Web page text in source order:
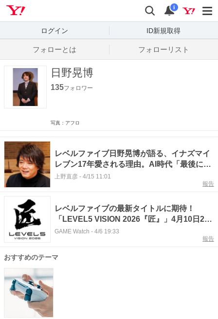
検索
通知
i
ログイン ID新規取得
フォローとは フォローリスト
日野晃博
135フォロワー
写真：アフロ
レベルファイブ日野晃博が語る、イナズマイ
レブン17年愛される理由。AI時代「最後に残
るもの」とは！？
上野直彦 - 4/15 11:01
報告
レベルファイブの最新タイトルに期待！
「LEVEL5 VISION 2026『匠』」4月10日21
時より配信決定
GAME Watch - 4/6 19:33
報告
おすすめのテーマ